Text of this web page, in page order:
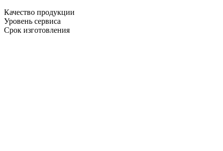
Качество продукции
Уровень сервиса
Срок изготовления